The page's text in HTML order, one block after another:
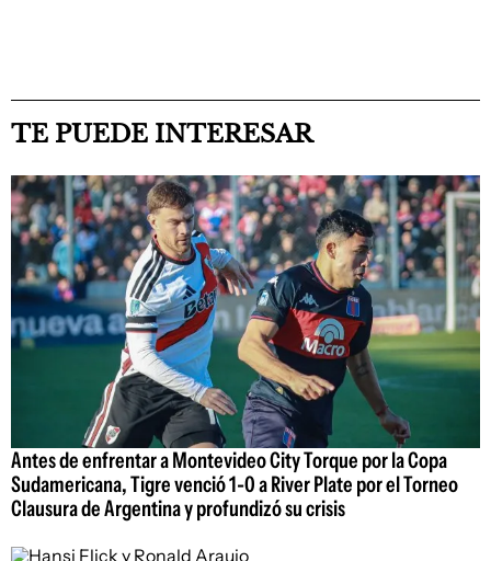
TE PUEDE INTERESAR
Antes de enfrentar a Montevideo City Torque por la Copa
Sudamericana, Tigre venció 1-0 a River Plate por el Torneo
Clausura de Argentina y profundizó su crisis